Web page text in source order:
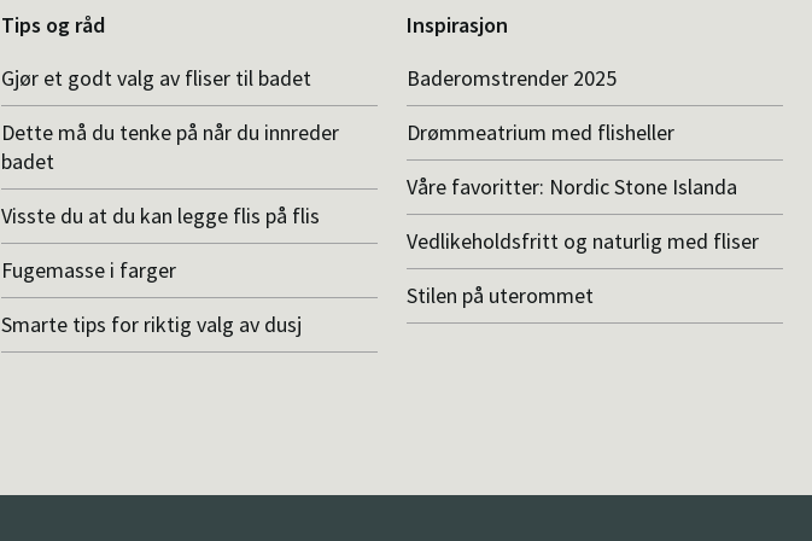
Tips og råd
Gjør et godt valg av fliser til badet
Dette må du tenke på når du innreder
badet
Visste du at du kan legge flis på flis
Fugemasse i farger
Smarte tips for riktig valg av dusj
Inspirasjon
Baderomstrender 2025
Drømmeatrium med flisheller
Våre favoritter: Nordic Stone Islanda
Vedlikeholdsfritt og naturlig med fliser
Stilen på uterommet